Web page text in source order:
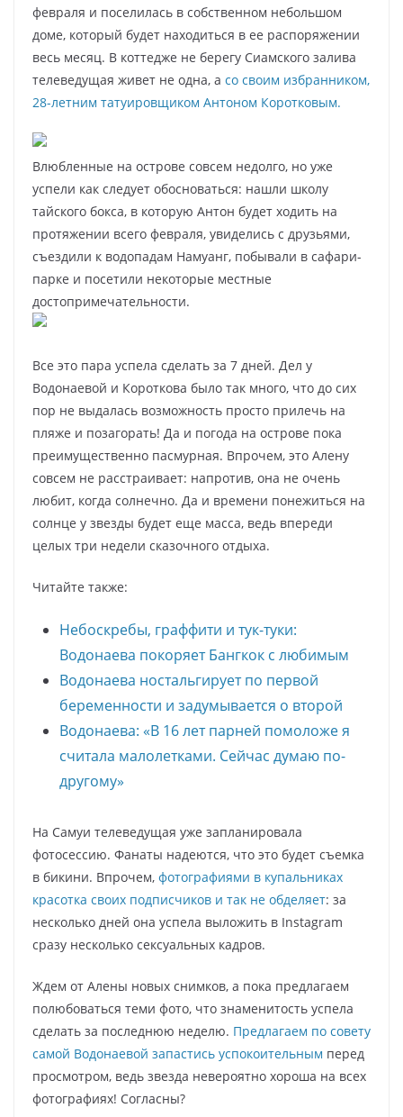
февраля и поселилась в собственном небольшом
доме, который будет находиться в ее распоряжении
весь месяц. В коттедже не берегу Сиамского залива
телеведущая живет не одна, а со своим избранником,
28-летним татуировщиком Антоном Коротковым.
Влюбленные на острове совсем недолго, но уже
успели как следует обосноваться: нашли школу
тайского бокса, в которую Антон будет ходить на
протяжении всего февраля, увиделись с друзьями,
съездили к водопадам Намуанг, побывали в сафари-
парке и посетили некоторые местные
достопримечательности.
Все это пара успела сделать за 7 дней. Дел у
Водонаевой и Короткова было так много, что до сих
пор не выдалась возможность просто прилечь на
пляже и позагорать! Да и погода на острове пока
преимущественно пасмурная. Впрочем, это Алену
совсем не расстраивает: напротив, она не очень
любит, когда солнечно. Да и времени понежиться на
солнце у звезды будет еще масса, ведь впереди
целых три недели сказочного отдыха.
Читайте также:
Небоскребы, граффити и тук-туки:
Водонаева покоряет Бангкок с любимым
Водонаева ностальгирует по первой
беременности и задумывается о второй
Водонаева: «В 16 лет парней помоложе я
считала малолетками. Сейчас думаю по-
другому»
На Самуи телеведущая уже запланировала
фотосессию. Фанаты надеются, что это будет съемка
в бикини. Впрочем, фотографиями в купальниках
красотка своих подписчиков и так не обделяет: за
несколько дней она успела выложить в Instagram
сразу несколько сексуальных кадров.
Ждем от Алены новых снимков, а пока предлагаем
полюбоваться теми фото, что знаменитость успела
сделать за последнюю неделю. Предлагаем по совету
самой Водонаевой запастись успокоительным перед
просмотром, ведь звезда невероятно хороша на всех
фотографиях! Согласны?